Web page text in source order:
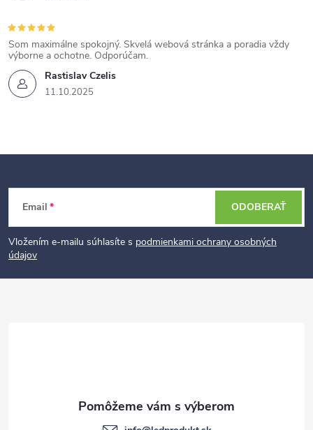
Rastislav Czelis
11.10.2025
Som maximálne spokojný. Skvelá webová stránka a poradia vždy
výborne a ochotne. Odporúčam.
t
Email
Vložením e-mailu súhlasíte s podmienkami ochrany osobných
údajov
ODOBERAŤ